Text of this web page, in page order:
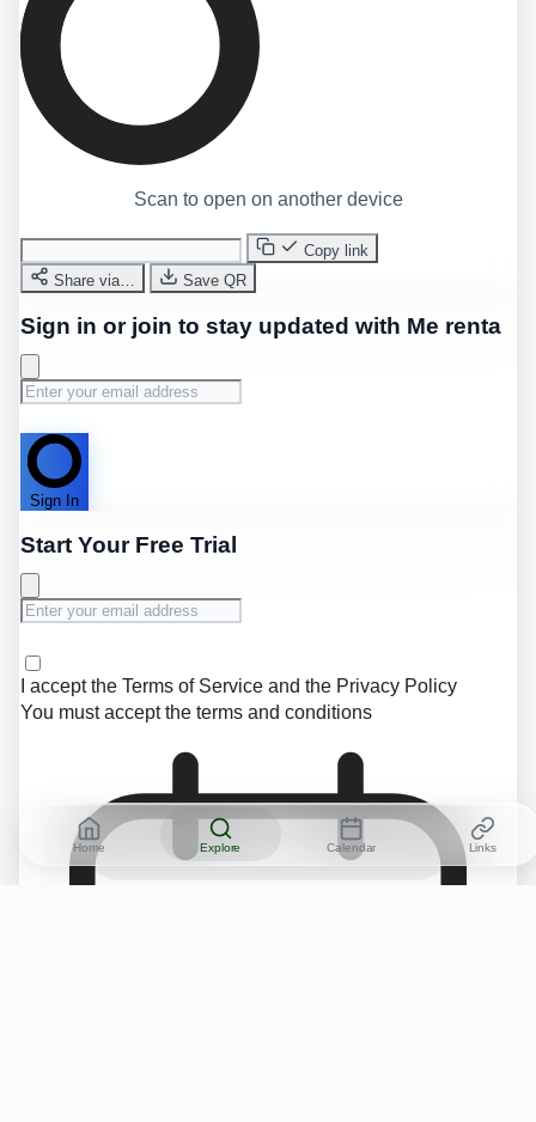
Home Explore Calendar Links
Scan to open on another device
Copy link
Share via…
Save QR
Sign in or join to stay updated with Me renta
Sign In
Start Your Free Trial
I accept the Terms of Service and the Privacy Policy
You must accept the terms and conditions